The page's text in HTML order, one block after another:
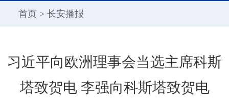
首页 > 长安播报
习近平向欧洲理事会当选主席科斯
塔致贺电 李强向科斯塔致贺电